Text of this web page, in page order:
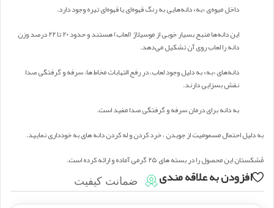
داخل میوه‌ی «به» دانه‌هایی به رنگ قهوه‌ای یا قهوه‌ای تیره وجود دارد.
این دانه‌ها منبع بسیار خوبی از موسیلاژ (لعاب) هستند و حدود ۲۰ تا ۲۲ درصد وزن
دانه را لعاب روی آن تشکیل می‌دهد.
دانه‌های «به» به دلیل وجود لعاب، در رفع التهابات مخاط‌ ها، سرفه و گرفتگی صدا
نقش بسزایی دارند.
به دانه برای درمان سرفه و گرفتگی صدا مفید است.
به دلیل احتمال مسمومیت از جویدن ، خرد کردن و له کردن دانه های به خودداری نمایید.
مُشکستان این محصول را در بسته های ۲۵ گرمی آماده و ارائه کرده است.
افزودن به علاقه مندی ضمانت کیفیت